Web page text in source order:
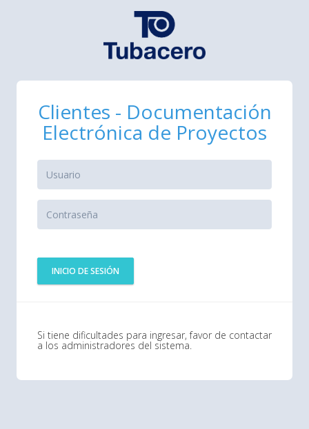
Clientes - Documentación
Electrónica de Proyectos
Si tiene dificultades para ingresar, favor de contactar
a los administradores del sistema.